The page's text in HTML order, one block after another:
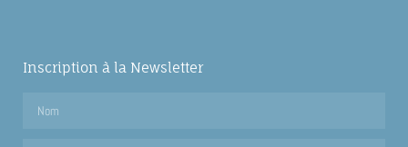
Inscription à la Newsletter